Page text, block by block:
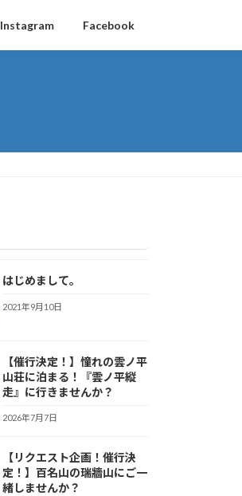
Instagram Facebook
はじめまして。
2021年9月10日
【催行決定！】憧れの雲ノ平
山荘に泊まる！『雲ノ平縦
走』に行きませんか？
2026年7月7日
【リクエスト企画！催行決
定！】百名山の瑞牆山にご一
緒しませんか？